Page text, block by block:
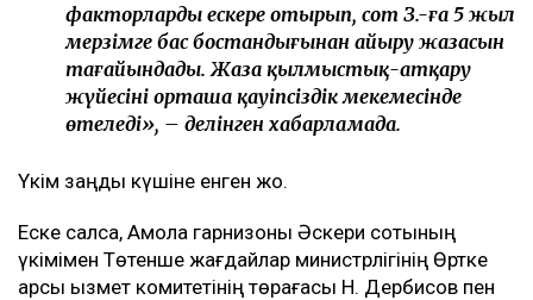
факторларды ескере отырып, сот З.-ға 5 жыл
мерзімге бас бостандығынан айыру жазасын
тағайындады. Жаза қылмыстық-атқару
жүйесінің орташа қауіпсіздік мекемесінде
өтеледі», – делінген хабарламада.
Үкім заңды күшіне енген жоқ.
Еске салсақ, Ақмола гарнизоны Әскери сотының
үкімімен Төтенше жағдайлар министрлігінің Өртке
қарсы қызмет комитетінің төрағасы Н. Дербисов пен